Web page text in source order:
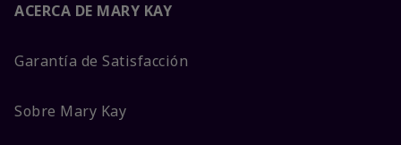
ACERCA DE MARY KAY
Garantía de Satisfacción
Sobre Mary Kay